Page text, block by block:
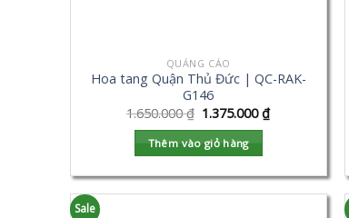
QUẢNG CÁO
Hoa tang Quận Thủ Đức | QC-RAK-
G146
1.650.000₫ 1.375.000₫
Thêm vào giỏ hàng
Sale